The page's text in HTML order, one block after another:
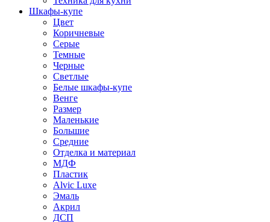
Шкафы-купе
Цвет
Коричневые
Серые
Темные
Черные
Светлые
Белые шкафы-купе
Венге
Размер
Маленькие
Большие
Средние
Отделка и материал
МДФ
Пластик
Alvic Luxe
Эмаль
Акрил
ДСП